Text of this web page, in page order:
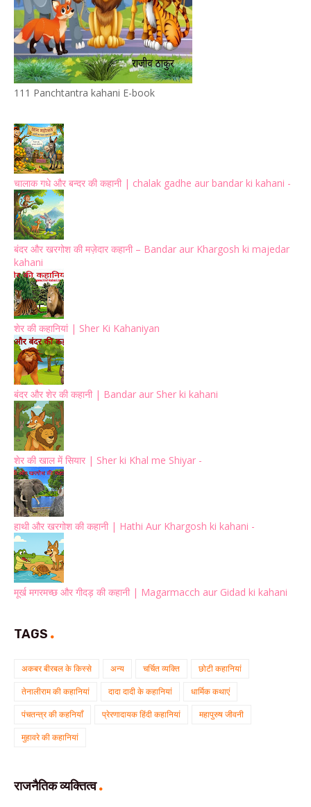
111 Panchtantra kahani E-book
चालाक गधे और बन्दर की कहानी | chalak gadhe aur bandar ki kahani -
बंदर और खरगोश की मज़ेदार कहानी – Bandar aur Khargosh ki majedar
kahani
शेर की कहानियां | Sher Ki Kahaniyan
बंदर और शेर की कहानी | Bandar aur Sher ki kahani
शेर की खाल में सियार | Sher ki Khal me Shiyar -
हाथी और खरगोश की कहानी | Hathi Aur Khargosh ki kahani -
मूर्ख मगरमच्छ और गीदड़ की कहानी | Magarmacch aur Gidad ki kahani
TAGS
अकबर बीरबल के किस्से अन्य चर्चित व्यक्ति
छोटी कहानियां
तेनालीराम की कहानियां
दादा दादी के कहानियां
धार्मिक कथाएं
पंचतन्त्र की कहनियाँ
प्रेरणादायक हिंदी कहानियां
महापुरुष जीवनी
मुहावरे की कहानियां
राजनैतिक व्यक्तित्व